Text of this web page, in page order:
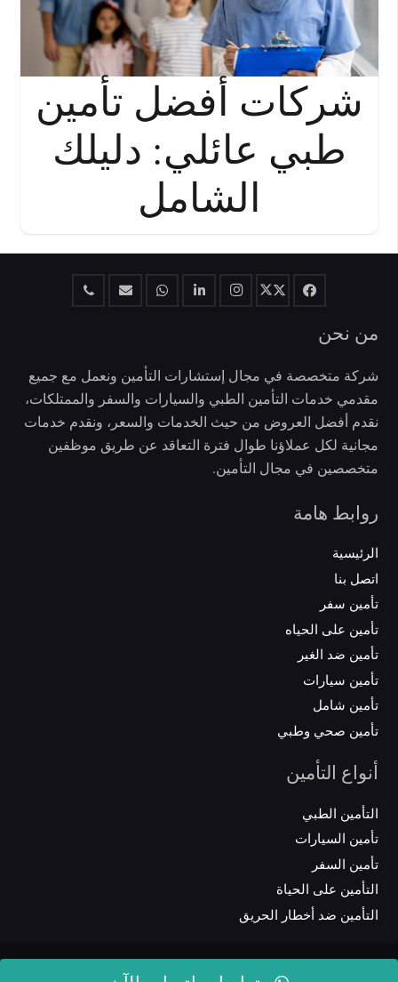
شركات أفضل تأمين
طبي عائلي: دليلك
الشامل
من نحن
شركة متخصصة في مجال إستشارات التأمين ونعمل مع جميع
مقدمي خدمات التأمين الطبي والسيارات والسفر والممتلكات،
نقدم أفضل العروض من حيث الخدمات والسعر، ونقدم خدمات
مجانية لكل عملاؤنا طوال فترة التعاقد عن طريق موظفين
متخصصين في مجال التأمين.
روابط هامة
الرئيسية
اتصل بنا
تأمين سفر
تأمين على الحياه
تأمين ضد الغير
تأمين سيارات
تأمين شامل
تأمين صحي وطبي
أنواع التأمين
التأمين الطبي
تأمين السيارات
تأمين السفر
التأمين على الحياة
التأمين ضد أخطار الحريق